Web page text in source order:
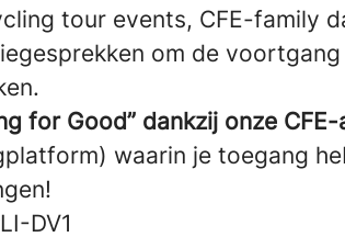
tour events, CFE-family
om de
for Good” dankzij onze
waarin je toegang
DV1